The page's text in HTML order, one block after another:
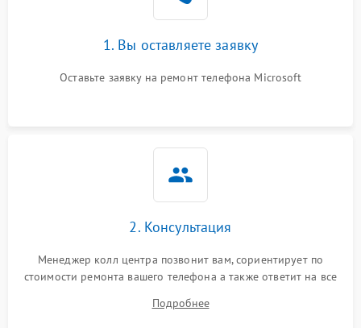
1. Вы оставляете заявку
Оставьте заявку на ремонт телефона Microsoft
2. Консультация
Менеджер колл центра позвонит вам, сориентирует по
стоимости ремонта вашего телефона а также ответит на все
Подробнее